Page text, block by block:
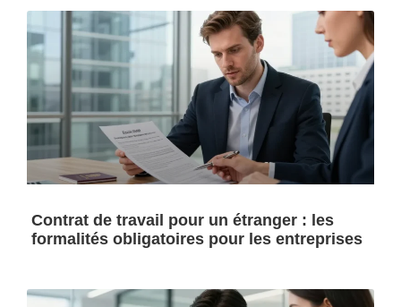
Contrat de travail pour un étranger : les
formalités obligatoires pour les entreprises